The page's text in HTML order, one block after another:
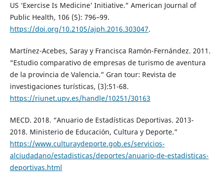
US ‘Exercise Is Medicine’ Initiative.” American Journal of
Public Health, 106 (5): 796–99.
https://doi.org/10.2105/ajph.2016.303047.
Martínez-Acebes, Saray y Francisca Ramón-Fernández. 2011.
“Estudio comparativo de empresas de turismo de aventura
de la provincia de Valencia.” Gran tour: Revista de
investigaciones turísticas, (3):51-68.
https://riunet.upv.es/handle/10251/30163
MECD. 2018. “Anuario de Estadísticas Deportivas. 2013-
2018. Ministerio de Educación, Cultura y Deporte.”
https://www.culturaydeporte.gob.es/servicios-
alciudadano/estadisticas/deportes/anuario-de-estadisticas-
deportivas.html